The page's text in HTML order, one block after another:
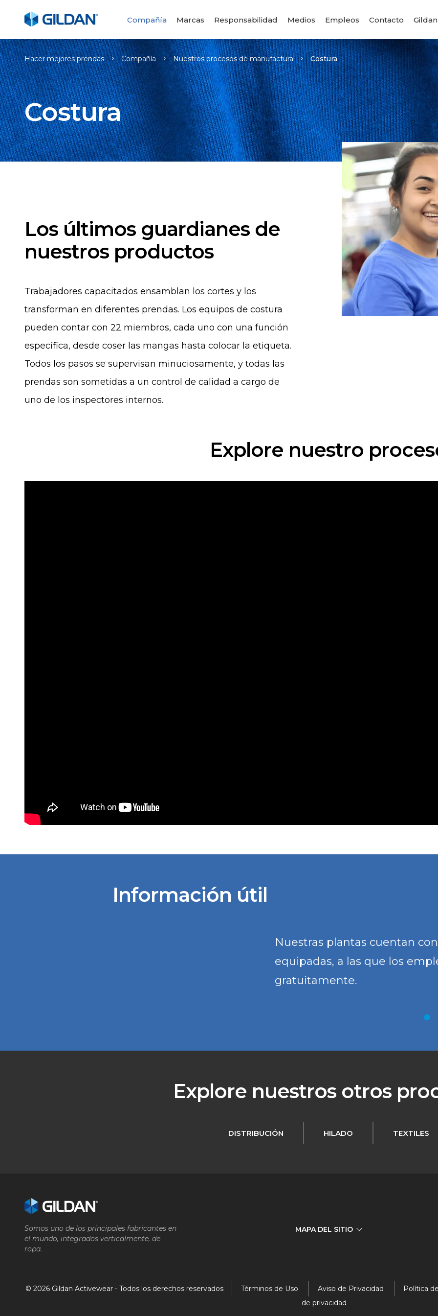
Compañía Marcas Responsabilidad Medios Empleos Contacto
Hacer mejores prendas Compañía Nuestros procesos de manufactura Costura
Costura
Los últimos guardianes de
nuestros productos
Trabajadores capacitados ensamblan los cortes y los
transforman en diferentes prendas. Los equipos de costura
pueden contar con 22 miembros, cada uno con una función
específica, desde coser las mangas hasta colocar la etiqueta.
Todos los pasos se supervisan minuciosamente, y todas las
prendas son sometidas a un control de calidad a cargo de
uno de los inspectores internos.
Explore nuestro
Información útil
Nuestras plantas cuentan
equipadas, a las que los
gratuitamente.
Explore nuestros otros
DISTRIBUCIÓN HILADO TEXTILES
Somos uno de los principales fabricantes en
el mundo, integrados verticalmente, de
ropa.
MAPA DEL SITIO
Responsabilidad
© 2026 Gildan Activewear - Todos los derechos reservados Términos de Uso Aviso de Privacidad
Política
de privacidad